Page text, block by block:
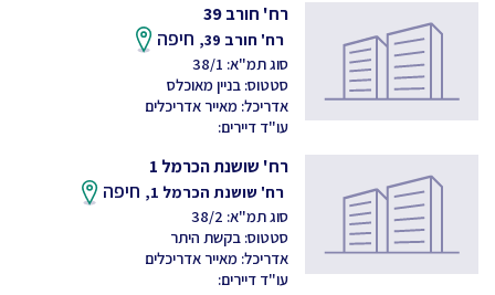
רח' חורב 39
רח' חורב 39, חיפה
סוג תמ"א: 38/1
סטטוס: בניין מאוכלס
אדריכל: מאייר אדריכלים
עו"ד דיירים:
רח' שושנת הכרמל 1
רח' שושנת הכרמל 1, חיפה
סוג תמ"א: 38/2
סטטוס: בקשת היתר
אדריכל: מאייר אדריכלים
עו"ד דיירים: